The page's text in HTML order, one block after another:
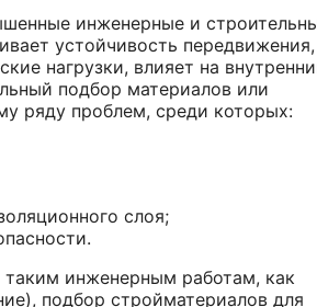
инженерные и
устойчивость передвижения,
нагрузки, влияет на
подбор материалов или
ряду проблем, среди которых:
слоя;
инженерным работам, как
подбор стройматериалов для